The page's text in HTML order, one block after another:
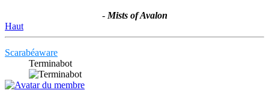
- Mists of Avalon
Haut
Scarabéaware
Terminabot